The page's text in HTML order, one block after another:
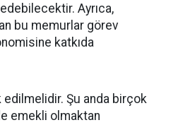
Ayrıca,
bu memurlar görev
katkıda
Şu anda birçok
emekli olmaktan